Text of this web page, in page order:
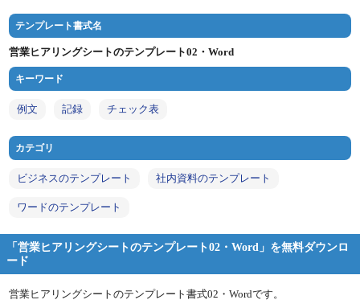
テンプレート書式名
営業ヒアリングシートのテンプレート02・Word
キーワード
例文 記録 チェック表
カテゴリ
ビジネスのテンプレート 社内資料のテンプレート
ワードのテンプレート
「営業ヒアリングシートのテンプレート02・Word」を無料ダウンロ
ード
営業ヒアリングシートのテンプレート書式02・Wordです。